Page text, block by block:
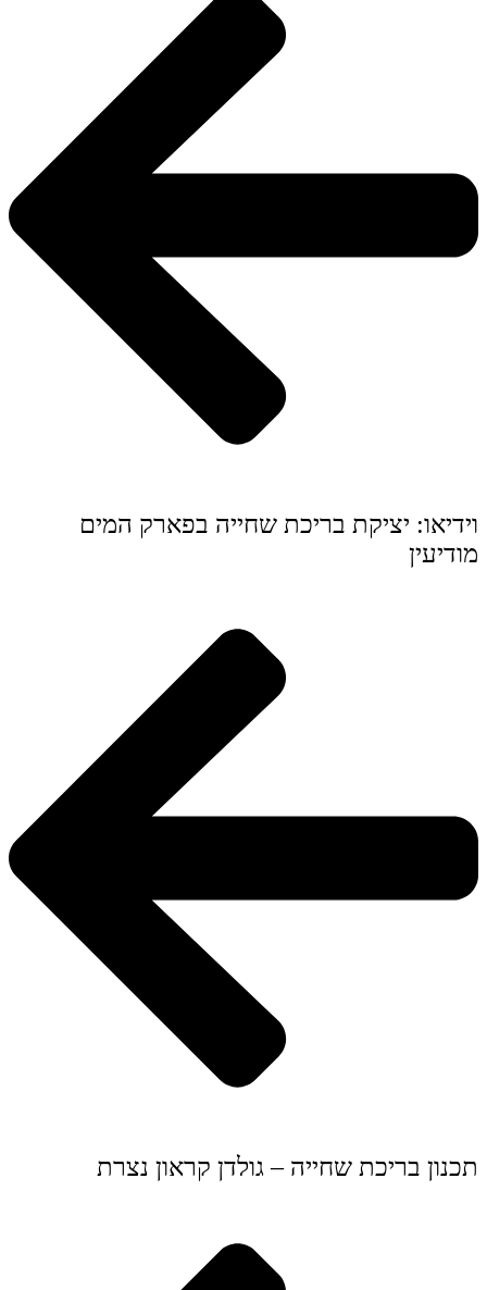
וידיאו: יציקת בריכת שחייה בפארק המים
מודיעין
תכנון בריכת שחייה – גולדן קראון נצרת